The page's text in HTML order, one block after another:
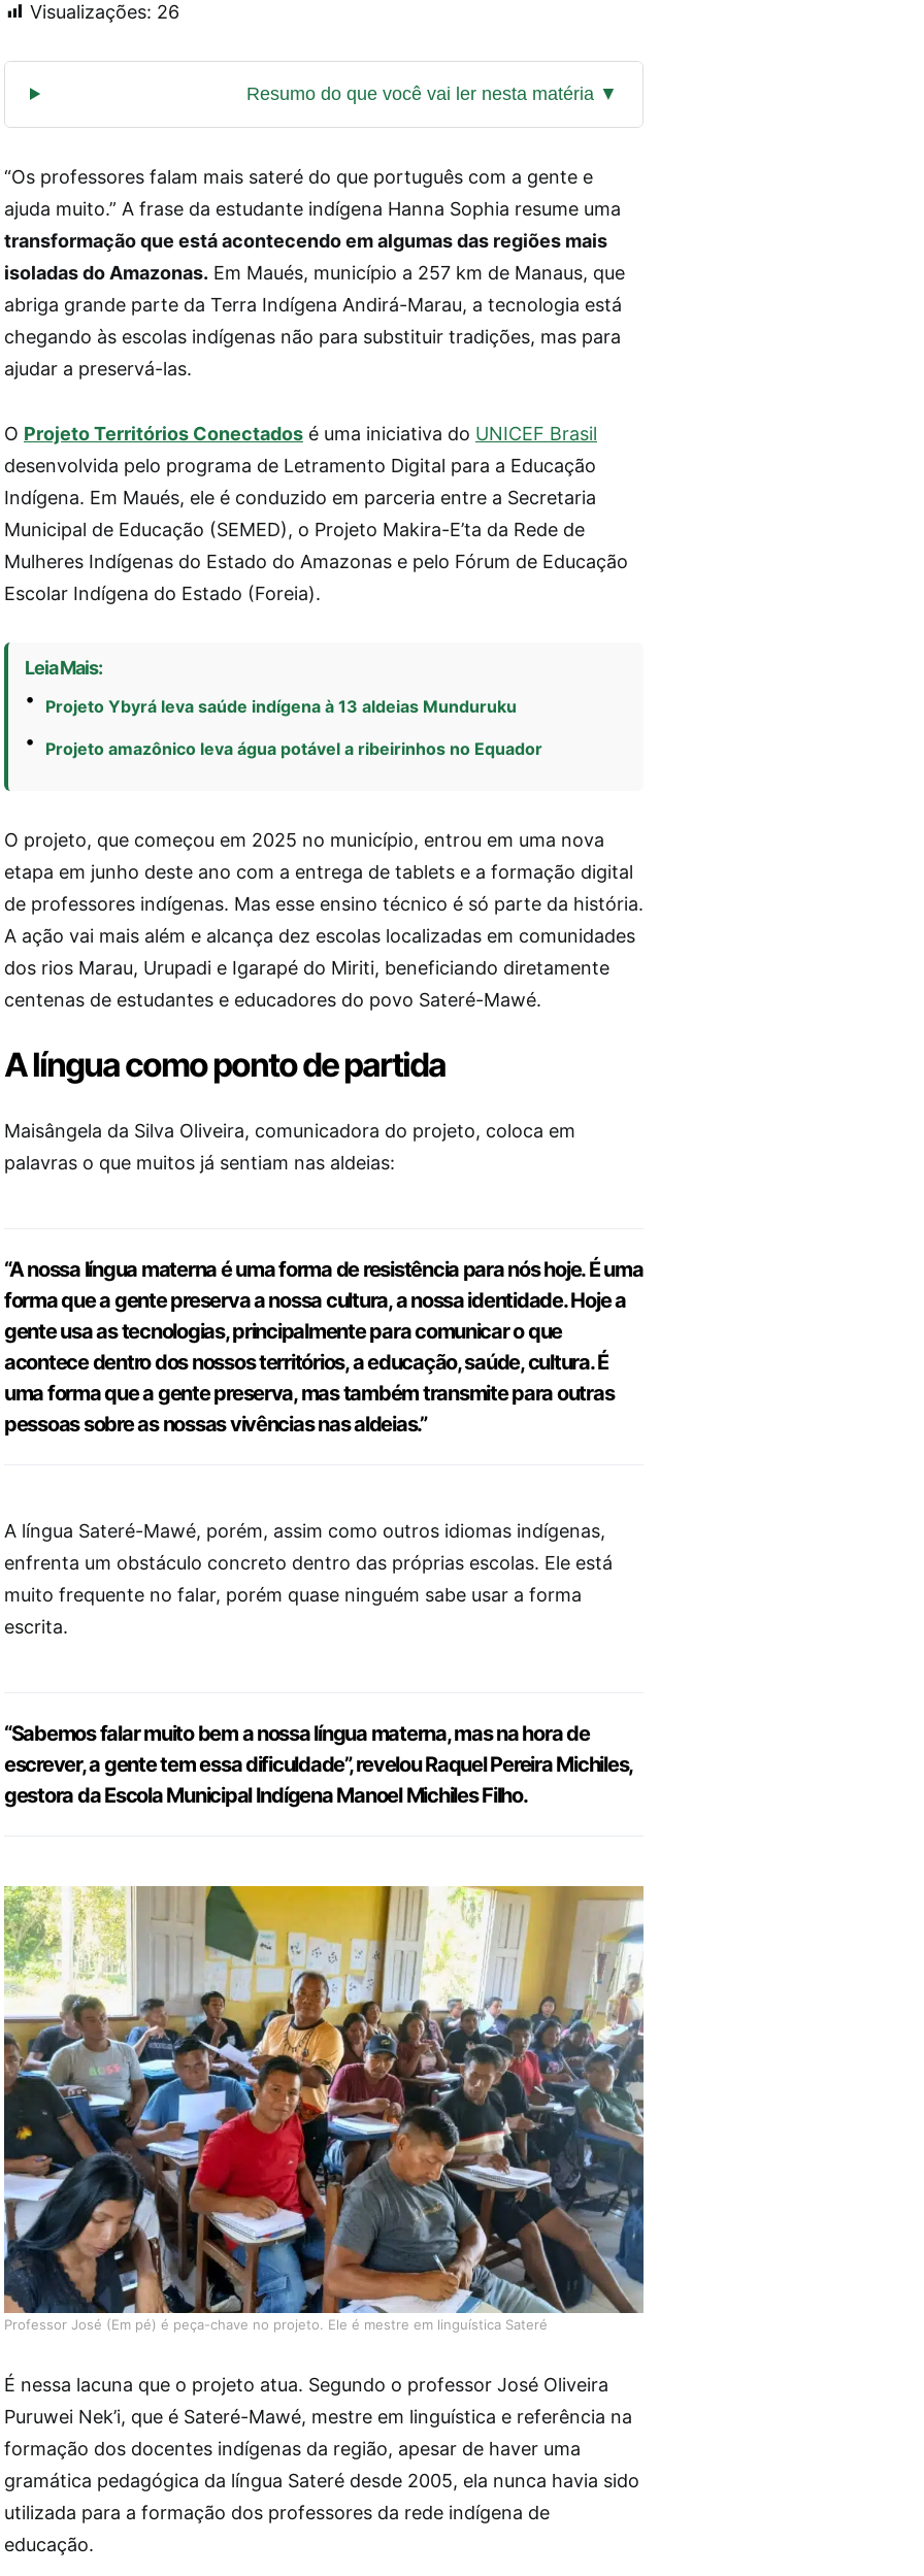
Visualizações: 26
“Os professores falam mais sateré do que português com a gente e
ajuda muito.” A frase da estudante indígena Hanna Sophia resume uma
transformação que está acontecendo em algumas das regiões mais
isoladas do Amazonas. Em Maués, município a 257 km de Manaus, que
abriga grande parte da Terra Indígena Andirá-Marau, a tecnologia está
chegando às escolas indígenas não para substituir tradições, mas para
ajudar a preservá-las.
O Projeto Territórios Conectados é uma iniciativa do UNICEF Brasil
desenvolvida pelo programa de Letramento Digital para a Educação
Indígena. Em Maués, ele é conduzido em parceria entre a Secretaria
Municipal de Educação (SEMED), o Projeto Makira-E’ta da Rede de
Mulheres Indígenas do Estado do Amazonas e pelo Fórum de Educação
Escolar Indígena do Estado (Foreia).
Leia Mais:
Projeto Ybyrá leva saúde indígena à 13 aldeias Munduruku
Projeto amazônico leva água potável a ribeirinhos no Equador
O projeto, que começou em 2025 no município, entrou em uma nova
etapa em junho deste ano com a entrega de tablets e a formação digital
de professores indígenas. Mas esse ensino técnico é só parte da história.
A ação vai mais além e alcança dez escolas localizadas em comunidades
dos rios Marau, Urupadi e Igarapé do Miriti, beneficiando diretamente
centenas de estudantes e educadores do povo Sateré-Mawé.
A língua como ponto de partida
Maisângela da Silva Oliveira, comunicadora do projeto, coloca em
palavras o que muitos já sentiam nas aldeias:
“A nossa língua materna é uma forma de resistência para nós hoje. É uma
forma que a gente preserva a nossa cultura, a nossa identidade. Hoje a
gente usa as tecnologias, principalmente para comunicar o que
acontece dentro dos nossos territórios, a educação, saúde, cultura. É
uma forma que a gente preserva, mas também transmite para outras
pessoas sobre as nossas vivências nas aldeias.”
A língua Sateré-Mawé, porém, assim como outros idiomas indígenas,
enfrenta um obstáculo concreto dentro das próprias escolas. Ele está
muito frequente no falar, porém quase ninguém sabe usar a forma
escrita.
“Sabemos falar muito bem a nossa língua materna, mas na hora de
escrever, a gente tem essa dificuldade”, revelou Raquel Pereira Michiles,
gestora da Escola Municipal Indígena Manoel Michiles Filho.
Professor José (Em pé) é peça-chave no projeto. Ele é mestre em linguística Sateré
É nessa lacuna que o projeto atua. Segundo o professor José Oliveira
Puruwei Nek’i, que é Sateré-Mawé, mestre em linguística e referência na
formação dos docentes indígenas da região, apesar de haver uma
gramática pedagógica da língua Sateré desde 2005, ela nunca havia sido
utilizada para a formação dos professores da rede indígena de
educação.